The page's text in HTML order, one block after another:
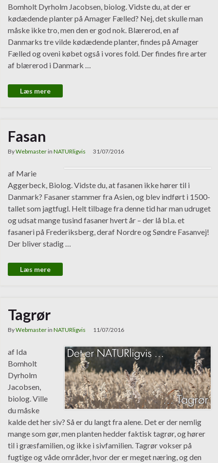
Bomholt Dyrholm Jacobsen, biolog. Vidste du, at der er
kødædende planter på Amager Fælled? Nej, det skulle man
måske ikke tro, men den er god nok. Blærerod, en af
Danmarks tre vilde kødædende planter, findes på Amager
Fælled og oveni købet også i vores fold. Der findes fire arter
af blærerod i Danmark …
Læs mere
Fasan
ByWebmaster in NATURligvis 31/07/2016
af Marie
Aggerbeck, Biolog. Vidste du, at fasanen ikke hører til i
Danmark? Fasaner stammer fra Asien, og blev indført i 1500-
tallet som jagtfugl. Helt tilbage fra denne tid har man udruget
og udsat mange tusind fasaner hvert år – der lå bl.a. et
fasaneri på Frederiksberg, deraf Nordre og Søndre Fasanvej!
Der bliver stadig …
Læs mere
Tagrør
ByWebmaster in NATURligvis 11/07/2016
af Ida
Bomholt
Dyrholm
Jacobsen,
biolog. Ville
du måske
kalde det her siv? Så er du langt fra alene. Det er der nemlig
mange som gør, men planten hedder faktisk tagrør, og hører
til i græsfamilien, og ikke i sivfamilien. Tagrør vokser på
fugtige og våde områder, hvor der er meget næring, og den